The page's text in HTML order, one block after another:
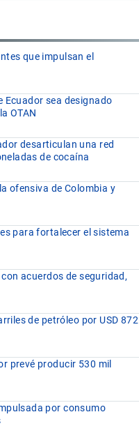
que impulsan el
Ecuador sea designado
OTAN
desarticulan una red
de cocaína
ofensiva de Colombia y
para fortalecer el sistema
acuerdos de seguridad,
de petróleo por USD 872
prevé producir 530 mil
por consumo